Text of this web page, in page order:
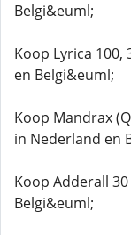
Belgi&euml;
Koop Lyrica
en Belgi&euml;
Koop Mandrax
in Nederland en
Koop Adderall
Belgi&euml;